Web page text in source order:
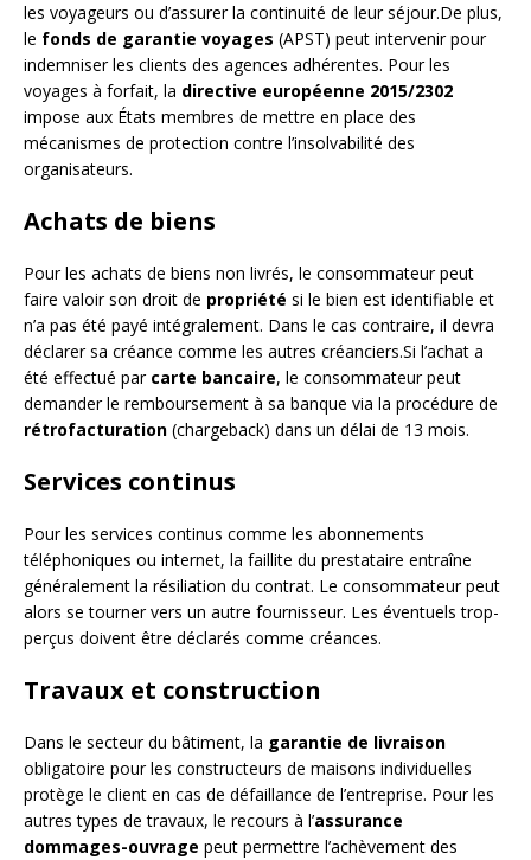
les voyageurs ou d’assurer la continuité de leur séjour.De plus,
le fonds de garantie voyages (APST) peut intervenir pour
indemniser les clients des agences adhérentes. Pour les
voyages à forfait, la directive européenne 2015/2302
impose aux États membres de mettre en place des
mécanismes de protection contre l’insolvabilité des
organisateurs.
Achats de biens
Pour les achats de biens non livrés, le consommateur peut
faire valoir son droit de propriété si le bien est identifiable et
n’a pas été payé intégralement. Dans le cas contraire, il devra
déclarer sa créance comme les autres créanciers.Si l’achat a
été effectué par carte bancaire, le consommateur peut
demander le remboursement à sa banque via la procédure de
rétrofacturation (chargeback) dans un délai de 13 mois.
Services continus
Pour les services continus comme les abonnements
téléphoniques ou internet, la faillite du prestataire entraîne
généralement la résiliation du contrat. Le consommateur peut
alors se tourner vers un autre fournisseur. Les éventuels trop-
perçus doivent être déclarés comme créances.
Travaux et construction
Dans le secteur du bâtiment, la garantie de livraison
obligatoire pour les constructeurs de maisons individuelles
protège le client en cas de défaillance de l’entreprise. Pour les
autres types de travaux, le recours à l’assurance
dommages-ouvrage peut permettre l’achèvement des